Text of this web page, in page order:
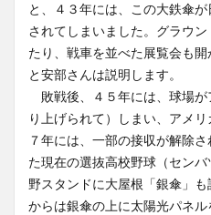
と、４３年には、この大鉄傘
されてしまいました。グラウ
たり、戦車を並べた展覧会も開
と安部さんは説明します。
敗戦後、４５年には、球場が
り上げられて）しまい、アメ
７年には、一部の接収が解除
た現在の選抜高校野球（セン
野スタンドに大屋根「銀傘」
からは銀傘の上に太陽光パネ